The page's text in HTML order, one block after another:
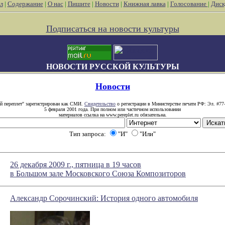
| Содержание| О нас| Пишите| Новости| Книжная лавка| Голосование |
Подписаться на новости культуры
НОВОСТИ РУССКОЙ КУЛЬТУРЫ
Новости
переплет" зарегистрирован как СМИ. Свидетельство о регистрации в Министерстве печати РФ: Эл.
5 февраля 2001 года. При полном или частичном использовании
материалов ссылка на www.pereplet.ru обязательна.
Тип запроса: "И" "Или"
26 декабря 2009 г., пятница в 19 часов
в Большом зале Московского Союза Композиторов
Александр Сорочинский: История одного автомобиля